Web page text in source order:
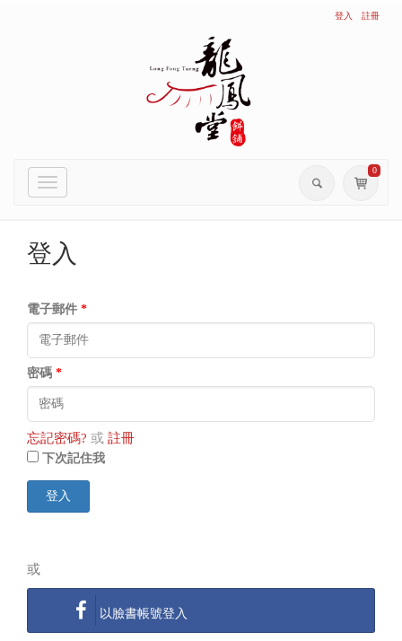
登入 註冊
Toggle
0
登入
電子郵件 *
密碼 *
忘記密碼? 或 註冊
下次記住我
登入
或
以臉書帳號登入